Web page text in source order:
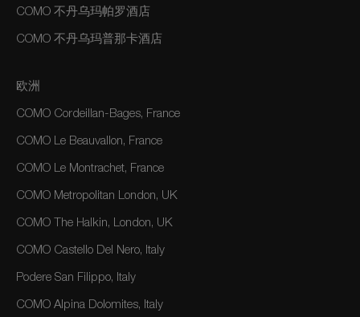
COMO 不丹乌玛帕罗酒店
COMO 不丹乌玛普那卡酒店
欧洲
COMO Cordeillan-Bages, France
COMO Le Beauvallon, France
COMO Le Montrachet, France
COMO Metropolitan London, UK
COMO The Halkin, London, UK
COMO Castello Del Nero, Italy
Podere San Filippo, Italy
COMO Alpina Dolomites, Italy